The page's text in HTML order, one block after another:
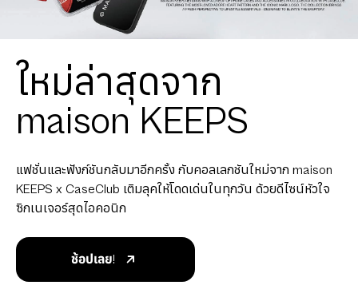
ใหม่ล่าสุดจาก
maison KEEPS
แฟชั่นและฟังก์ชันกลับมาอีกครั้ง กับคอลเลกชันใหม่จาก maison
KEEPS x CaseClub เติมลุคให้โดดเด่นในทุกวัน ด้วยดีไซน์หัวใจ
ซิกเนเจอร์สุดไอคอนิก
ช้อปเลย!